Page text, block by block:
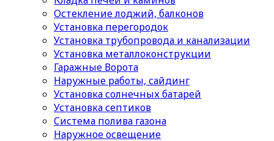
Остекление лоджий, балконов
Установка перегородок
Установка трубопровода и канализации
Установка металлоконструкции
Гаражные Ворота
Наружные работы, сайдинг
Установка солнечных батарей
Установка септиков
Cистема полива газона
Наружное освещение